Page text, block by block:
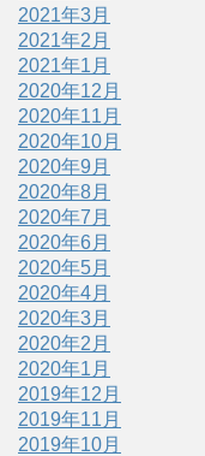
2021年3月
2021年2月
2021年1月
2020年12月
2020年11月
2020年10月
2020年9月
2020年8月
2020年7月
2020年6月
2020年5月
2020年4月
2020年3月
2020年2月
2020年1月
2019年12月
2019年11月
2019年10月